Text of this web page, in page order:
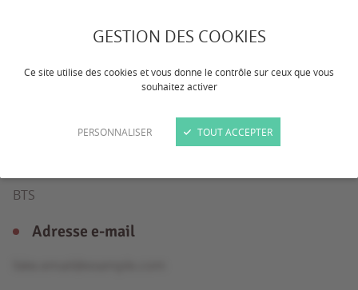
GESTION DES COOKIES
Ce site utilise des cookies et vous donne le contrôle sur ceux que vous
souhaitez activer
PERSONNALISER TOUT ACCEPTER
BTS
Adresse e-mail